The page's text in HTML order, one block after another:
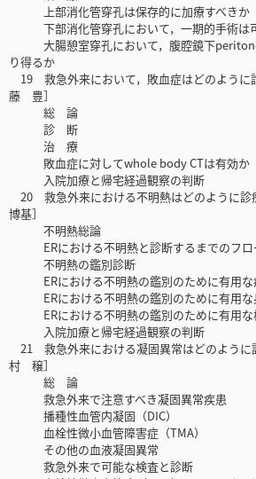
上部消化管穿孔は保存的に加療すべきか
下部消化管穿孔において，一期的手術は
大腸憩室穿孔において，腹腔鏡下
り得るか
19 救急外来において，敗血症はどのよう
藤 豊］
総 論
診 断
治 療
敗血症に対してwhole body CTは有効か
入院加療と帰宅経過観察の判断
20 救急外来における不明熱はどのように
博基］
不明熱総論
ERにおける不明熱と診断するまでのフロ
不明熱の鑑別診断
ERにおける不明熱の鑑別のために有用な
ERにおける不明熱の鑑別のために有用な
ERにおける不明熱の鑑別のために有用な
入院加療と帰宅経過観察の判断
21 救急外来における凝固異常はどのよう
村 穣］
総 論
救急外来で注意すべき凝固異常疾患
播種性血管内凝固（DIC）
血栓性微小血管障害症（TMA）
その他の血液凝固異常
救急外来で可能な検査と診断